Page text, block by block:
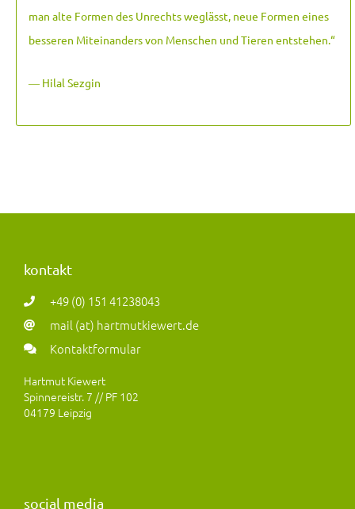
man alte Formen des Unrechts weglässt, neue Formen eines
besseren Miteinanders von Menschen und Tieren entstehen.“
― Hilal Sezgin
kontakt
+49 (0) 151 41238043
mail (at) hartmutkiewert.de
Kontaktformular
Hartmut Kiewert
Spinnereistr. 7 // PF 102
04179 Leipzig
social media